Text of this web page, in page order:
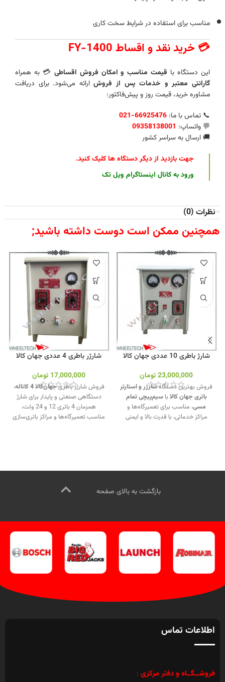
مناسب برای استفاده در شرایط سخت کاری
💳 خرید نقد و اقساط FY-1400
این دستگاه با قیمت مناسب و امکان فروش اقساطی 💳 به همراه
گارانتی معتبر و خدمات پس از فروشارائه می‌شود. برای دریافت
مشاوره خرید، قیمت روز و پیش‌فاکتور:
📞 تماس با ما: 66925476-021
💬 واتساپ: 09358138001
🚚 ارسال به سراسر کشور
جهت بازدید از دیگر دستگاه ها کلیک کنید.
ورود به کانال اینستاگرام ویل تک
نظرات (0)
همچنین ممکن است دوست داشته باشید;
شارژ باطری 10 عددی جهان کالا
23,000,000تومان
فروش بهترین دستگاهشارژر و استارتر
باتری جهان کالا باسیم‌پیچی تمام
مسی، مناسب برای تعمیرگاه‌ها و
مراکز خدماتی، با قدرت بالا و ایمنی
شارژر باطری 4 عددی جهان کالا
17,000,000 تومان
فروش شارژر باطریجهان‌کالا 4 کاناله
،
دستگاهی صنعتی و پایدار برای شارژ
همزمان 4 باتری 12 و 24 ولت،
مناسب تعمیرگاه‌ها و مراکز باتری‌سازی
کلیک کنید.کانال اینستاگرام ویل تک
بازگشت به بالای صفحه
اطلاعات تماس
فروشــگــاه و دفتر مرکزی :